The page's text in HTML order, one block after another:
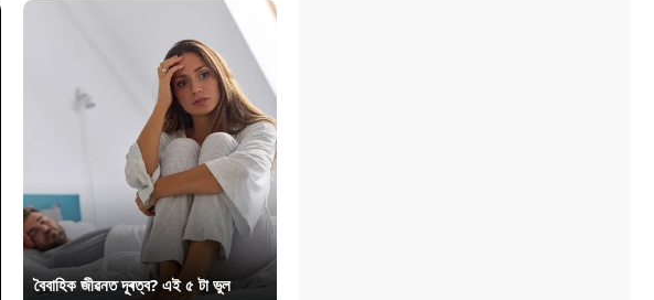
বৈবাহিক জীৱনত দূৰত্ব? এই ৫ টা ভুল